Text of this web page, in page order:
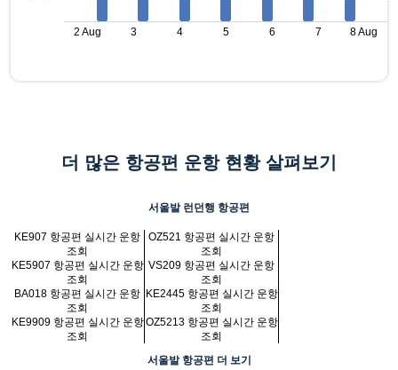
2 Aug 3 4 5 6 7 8 Aug
더 많은 항공편 운항 현황 살펴보기
서울발 런던행 항공편
KE907 항공편 실시간 운항
조회
OZ521 항공편 실시간 운항
조회
KE5907 항공편 실시간 운항
조회
VS209 항공편 실시간 운항
조회
BA018 항공편 실시간 운항
조회
KE2445 항공편 실시간 운항
조회
KE9909 항공편 실시간 운항
조회
OZ5213 항공편 실시간 운항
조회
서울발 항공편 더 보기